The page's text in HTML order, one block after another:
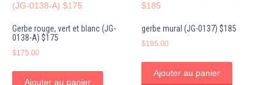
Gerbe rouge, vert et blanc (JG-
0138-A) $175
$175.00
Ajouter au panier
gerbe mural (JG-0137) $185
$185.00
Ajouter au panier